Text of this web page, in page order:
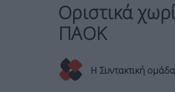
Οριστικά
ΠΑΟΚ
Η Συντακτική